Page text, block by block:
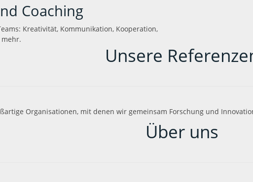
Coaching
Kreativität, Kommunikation, Kooperation,
Unsere
Organisationen, mit denen wir gemeinsam Forschung und
Über uns